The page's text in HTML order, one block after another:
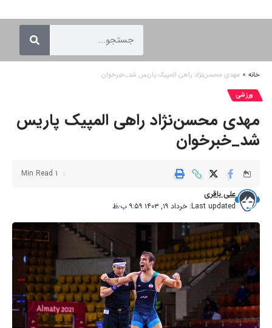
خانه » مهدی محسن‌نژاد راهی المپیک پاریس شد_خبرخوان
ورزشی
مهدی محسن‌نژاد راهی المپیک پاریس
شد_خبرخوان
Last updated: خرداد ۱۹, ۱۴۰۳ ۹:۵۹ ب٫ظ
علی باقری
1 Min Read